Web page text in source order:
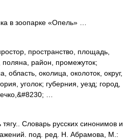
в зоопарке «Опель» …
пространство, площадь,
район, промежуток;
область, околица, околоток, округ,
уголок; губерния, уезд; город,
…
тягу.. Словарь русских синонимов и
под. ред. Н. Абрамова, М.: